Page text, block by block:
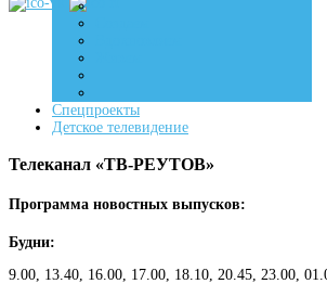
Спецпроекты
Детское телевидение
Телеканал «ТВ-РЕУТОВ»
Программа новостных выпусков:
Будни:
9.00, 13.40, 16.00, 17.00, 18.10, 20.45, 23.00,